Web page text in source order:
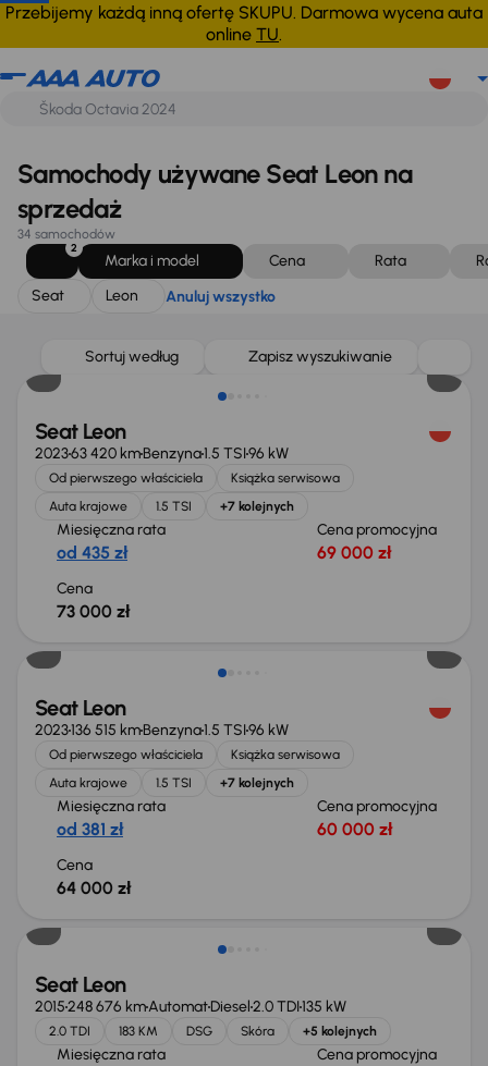
Przebijemy każdą inną ofertę SKUPU. Darmowa wycena auta
online TU.
Seat Leon Anuluj wszystko
Samochody używane Seat Leon na
sprzedaż
34 samochodów
2
Marka i model Cena Rata
Seat
Leon Anuluj wszystko
Sortuj według Zapisz wyszukiwanie
Możliwość odliczenia VAT
Seat Leon
202363 420 kmBenzyna1.5 TSI96 kW
Od pierwszego właściciela
Książka serwisowa
Auta krajowe
1.5 TSI +7 kolejnych
Miesięczna rata
od 435 zł
Cena promocyjna
69 000 zł
Cena
73 000 zł
Seat Leon
2023136 515 kmBenzyna1.5 TSI96 kW
Od pierwszego właściciela
Książka serwisowa
Auta krajowe
1.5 TSI +7 kolejnych
Miesięczna rata
od 381 zł
Cena promocyjna
60 000 zł
Cena
64 000 zł
Seat Leon
2015248 676 kmAutomatDiesel2.0 TDI135 kW
2.0 TDI 183 KM DSG Skóra +5 kolejnych
Miesięczna rata Cena promocyjna